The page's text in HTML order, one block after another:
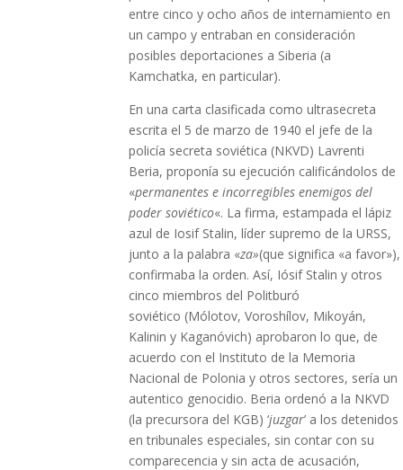
entre cinco y ocho años de internamiento en
un campo y entraban en consideración
posibles deportaciones a Siberia (a
Kamchatka, en particular).
En una carta clasificada como ultrasecreta
escrita el 5 de marzo de 1940 el jefe de la
policía secreta soviética (NKVD) Lavrenti
Beria, proponía su ejecución calificándolos de
«permanentes e incorregibles enemigos del
poder soviético«. La firma, estampada el lápiz
azul de Iosif Stalin, líder supremo de la URSS,
junto a la palabra «za»(que significa «a favor»),
confirmaba la orden. Así, Iósif Stalin y otros
cinco miembros del Politburó
soviético (Mólotov, Voroshílov, Mikoyán,
Kalinin y Kaganóvich) aprobaron lo que, de
acuerdo con el Instituto de la Memoria
Nacional de Polonia y otros sectores, sería un
autentico genocidio. Beria ordenó a la NKVD
(la precursora del KGB) ‘juzgar’ a los detenidos
en tribunales especiales, sin contar con su
comparecencia y sin acta de acusación,